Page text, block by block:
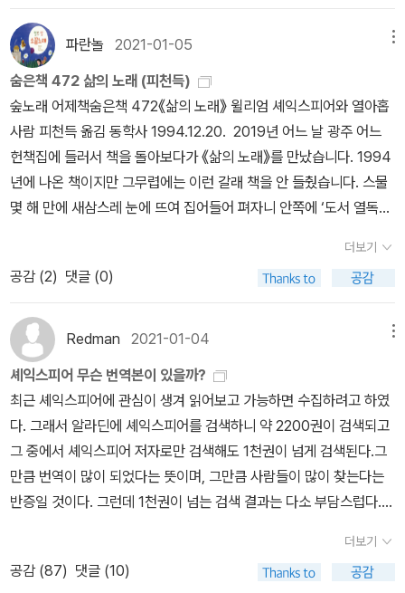
알고 있었는데, 이 시집을 통해 시인이자 한 인간으로서의 체 게바라
를 새로이 알게 되었다. 샤르트르는 그를 두고 ˝20세기의 가장 완전
한 인간˝이라고 말했다는데, 나는 언제나 민중의 편에 서고자 했던 결
연했지만 번민했던 불완전한 인간을 볼 수 있었다. 그는 민중을 위해
기꺼이 목숨을 내놓았고, 그가 바란대로 ˝품위 있게˝ 죽고자 했다.(잭
런던 단편 <불을 피우기 위하여>) 처형 직전 그는 방아쇠 당기기를
주저하는 볼리비아 병사에게 되려 호통을 쳤다고 전해진다. ˝당신이
날 죽이려고 온 것을 알고 있다. 떨지 말고 방아쇠를 당겨라! 당신은
읽고 책을 덮으면서 든 생각은, 체 게바라의 시대는 저물었다는 것이
었다. 적어도 내게는 그런 듯했다. 그리 멀지 않은 나라, 미얀마에서
독재 타도를 외치는 민주주의 투쟁이 지금도 벌어지고 있지만, 게바
라식의 게릴라전은 이 시대와 맞지 않는 전투 방식 같다. 다만 민중을
사랑하고 평등을 지향한 그의 정신만큼은 자본주의 사회에서 그의 이
미지가 어떻게 소비되든 별처럼 오래 빛날 것이다. 그가 읽은 책들과
쓴 시들 덕분에. 체 게바라의 일대기가 담긴 일기와 편지, 신문기사,
사진, 문서 등은 2013년 세계기록유산에 등재되었다.<탐독> 올바른
목적은 수단을 정당화한다 ‘해적과 달‘은 라스콜리니코프로 가는 길
을 열어주었다 엘리샤에서 네루다까지 그리고 열띤 토론은 또 다른
책을 탐닉케했다 슈테판 츠바이크, 보들레르와 셰익스피어 엥겔스와
도스도예프스키크로포트킨과 트로츠키 폴 발레리와 가르시아 로르
법‘ 모택동의 ‘신중국론‘ 샤르트르의 ‘벽‘ 마르크스의 ‘경제학, 철학 수
니다. “생각해 봐요. 1934년이면 우리로선 식민지 때 아닙니까? 그
때 누가 셰익스피어를 읽거나 알겠어요? 그런데 일본에서는 이렇게
전집을 저희 말로 옮겼어요.” 이날 이 헌책집에서 《新修シエ-クス
ピヤ全集》을 ‘第四回配本 1934.1.3. 《ヂョン王》, 《ブ-リクリ
ベ》’하고 ‘第八回配本 1934.5.3. 《アセンズのタイモン》, 《ぢゃ
く馬馴らし》’ 두 꾸러미만 집었습니다. 책집지기님은 “왜 둘만 사시
나? 싸게 줄 테니 다 가져가셔요.” 하고 묻습니다. “아녀요. 전 보기책
으로 둘만 곁에 두게요. 다른 손님도 이 놀라운 책을 만나셔야지 싶어
요.” 여덟째(8회 배본) 꾸러미 사이에는 〈沙翁復興 8〉(1934.5.)이
란 알림책이 깃들고, 꾸러미 겉에는 “新刊 大邱 東城路一 螢雪書
店 電 二二七二番”이 찍힙니다. 아, 대구 마을책집 자취입니다. 이
파란놀 2021-01-05
숨은책 472 삶의 노래 (피천득)
숲노래 어제책숨은책 472《삶의 노래》 윌리엄 셰익스피어와 열아홉
사람 피천득 옮김 동학사 1994.12.20. 2019년 어느 날 광주 어느
헌책집에 들러서 책을 돌아보다가 《삶의 노래》를 만났습니다. 1994
년에 나온 책이지만 그무렵에는 이런 갈래 책을 안 들췄습니다. 스물
몇 해 만에 새삼스레 눈에 뜨여 집어들어 펴자니 안쪽에 ‘도서 열독허
장’이란 이름이 보이고, ‘1995.2.13. 반납’이란 글씨가 찍힙니다. 아,
사슬터(감옥)에서 읽힌 책이로군요. 어떤 잘못으로 사슬살이를 하는
이들도 책을 만나도록 꽤 애쓴다고 들었는데, 나라(교도소)에서 들여
보낸 책 가운데 하나였지 싶어요. 사슬터에서는 부드럽고 곱고 착한
이야기를 담은 책만 들인다고 들었습니다. 그곳에 깃든 사람이 마음
으로 부드럽고 고우며 착한 길을 가기를 바라는 뜻일 테지요. 2000
년 언저리에 《교정》이란 달책에 우리말 이야기를 이태 남짓 실은 적
이 있습니다. 사슬터에 깃든 분한테 ‘우리말을 부드러이 쓰면서 마음
을 달래는 길’을 밝혀 주면 좋겠다는 얘기를 듣고 기꺼이 썼는데요, 마
음을 부드러이 달래는 말길은 어디에서나 활짝 열면 좋겠어요. 배움
터도 사슬터도, 여느 보금자리나 일터도, 어렵거나 딱딱한 말씨가 아
닌 삶에서 짓는 사랑스러운 말꽃으로 마주한다면 이 별은 참말 아름
답겠지요..ㅅㄴㄹ
더보기
공감 (2) 댓글 (0)
Redman 2021-01-04
셰익스피어 무슨 번역본이 있을까?
최근 셰익스피어에 관심이 생겨 읽어보고 가능하면 수집하려고 하였
다. 그래서 알라딘에 셰익스피어를 검색하니 약 2200권이 검색되고
그 중에서 셰익스피어 저자로만 검색해도 1천권이 넘게 검색된다.그
만큼 번역이 많이 되었다는 뜻이며, 그만큼 사람들이 많이 찾는다는
반증일 것이다. 그런데 1천권이 넘는 검색 결과는 다소 부담스럽다.
은 메이저 출판사 제외하면 무슨 역본이 있는지도 잘 못 찾겠다. 그래
서 이번 페이퍼에서는 우선 번역자별 비교는 차치하고, 어떤 번역본
더보기
공감 (87) 댓글 (10)